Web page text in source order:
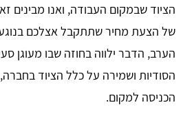
הציוד שבמקום העבודה, ואנו מבינים
של הצעת מחיר שתתקבל אצלכם בנוגע
הערב, הדבר ילווה בחוזה שבו מעוגן
הסודיות ושמירה על כלל הציוד
הכניסה למקום.